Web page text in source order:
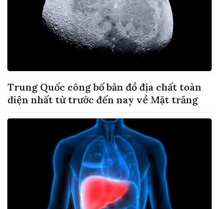
Trung Quốc công bố bản đồ địa chất toàn
diện nhất từ trước đến nay về Mặt trăng